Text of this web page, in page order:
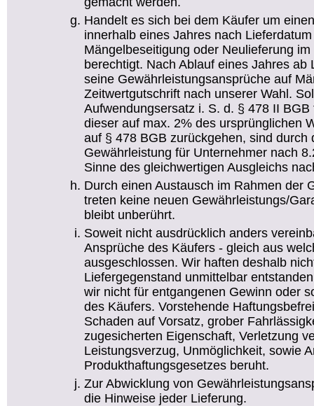
Handelt es sich bei dem Käufer um
innerhalb eines Jahres nach
Mängelbeseitigung oder Neulieferung
berechtigt. Nach Ablauf eines Jahres
seine Gewährleistungsansprüche auf
Zeitwertgutschrift nach unserer Wahl.
Aufwendungsersatz i. S. d. § 478 II
dieser auf max. 2% des ursprünglichen
auf § 478 BGB zurückgehen, sind durch
Gewährleistung für Unternehmer nach
Sinne des gleichwertigen Ausgleichs
Durch einen Austausch im Rahmen der
treten keine neuen Gewährleistungs/
bleibt unberührt.
Soweit nicht ausdrücklich anders
Ansprüche des Käufers - gleich aus
ausgeschlossen. Wir haften deshalb
Liefergegenstand unmittelbar
wir nicht für entgangenen Gewinn oder
des Käufers. Vorstehende
Schaden auf Vorsatz, grober
zugesicherten Eigenschaft, Verletzung
Leistungsverzug, Unmöglichkeit, sowie
Produkthaftungsgesetzes beruht.
Zur Abwicklung von
die Hinweise jeder Lieferung.